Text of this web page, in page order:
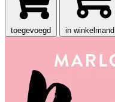
toegevoegd in winkelmand